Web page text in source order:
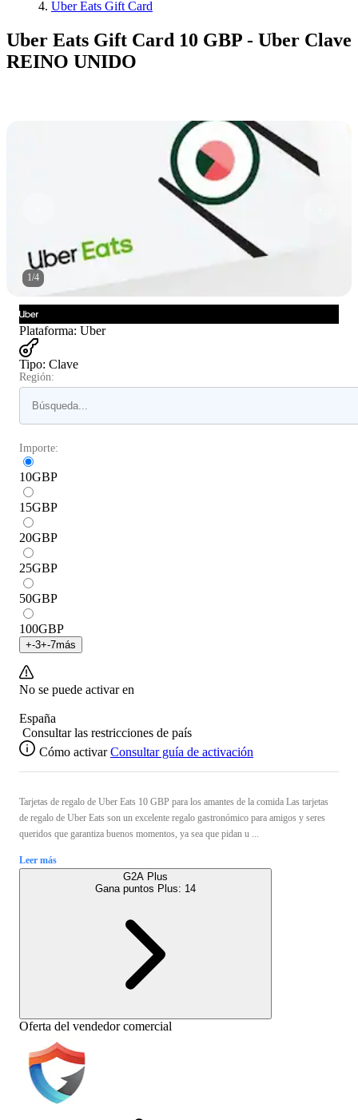
Uber Eats Gift Card
Uber Eats Gift Card 10 GBP - Uber Clave
REINO UNIDO
1/4
Plataforma: Uber
Tipo: Clave
Región:
Importe:
10GBP
15GBP
20GBP
25GBP
50GBP
100GBP
+-3+-7más
No se puede activar en
España
Consultar las restricciones de país
Cómo activar Consultar guía de activación
Tarjetas de regalo de Uber Eats 10 GBP para los amantes de la comida Las tarjetas
de regalo de Uber Eats son un excelente regalo gastronómico para amigos y seres
queridos que garantiza buenos momentos, ya sea que pidan u ...
Leer más
G2A Plus
Gana puntos Plus: 14
Oferta del vendedor comercial